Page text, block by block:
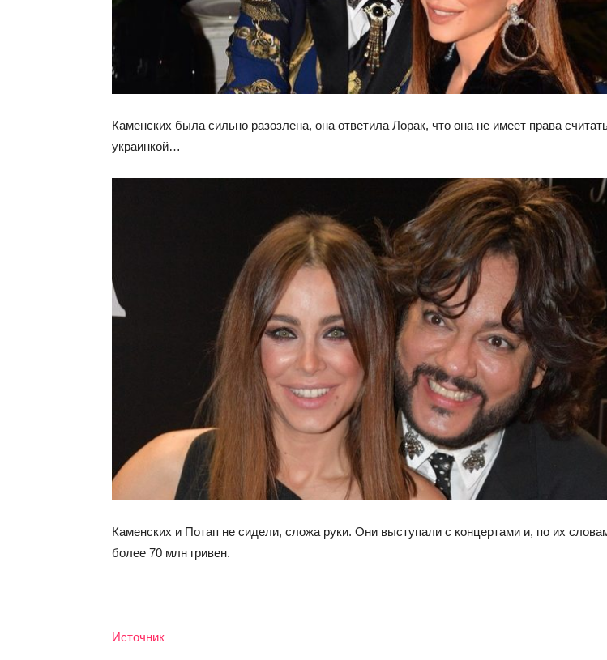
Каменских была сильно разозлена, она ответила Лорак, что она не имеет права
украинкой…
Каменских и Потап не сидели, сложа руки. Они выступали с концертами и, по их
более 70 млн гривен.
Источник